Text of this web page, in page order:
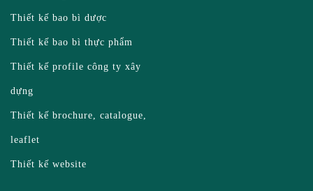
Thiết kế bao bì dược
Thiết kế bao bì thực phẩm
Thiết kế profile công ty xây
dựng
Thiết kế brochure, catalogue,
leaflet
Thiết kế website